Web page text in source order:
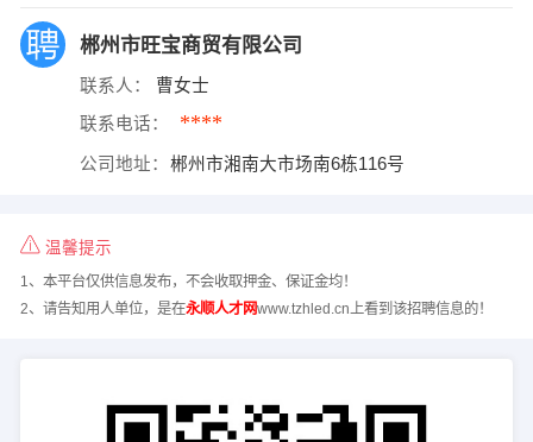
郴州市旺宝商贸有限公司
联系人： 曹女士
联系电话： ****
公司地址： 郴州市湘南大市场南6栋116号
温馨提示
1、本平台仅供信息发布，不会收取押金、保证金均！
2、请告知用人单位，是在永顺人才网www.tzhled.cn上看到该招聘信息的！